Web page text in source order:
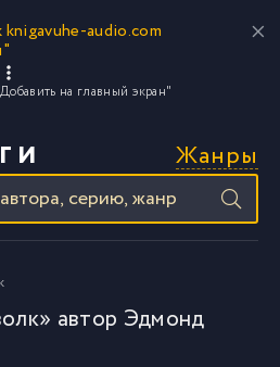
audio.com
на главный экран"
Жанры
автор Эдмонд